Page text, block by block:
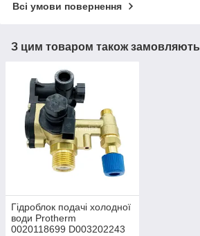
Всі умови повернення
З цим товаром також замовляють
Гідроблок подачі холодної
води Protherm
0020118699 D003202243